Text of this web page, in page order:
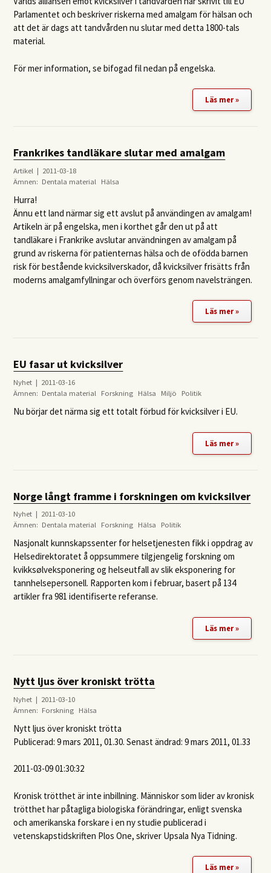
Parlamentet och beskriver riskerna med amalgam för hälsan och
att det är dags att tandvården nu slutar med detta 1800-tals
material.
För mer information, se bifogad fil nedan på engelska.
Läs mer »
Frankrikes tandläkare slutar med amalgam
Artikel | 2011-03-18
Ämnen: Dentala material Hälsa
Hurra!
Ännu ett land närmar sig ett avslut på användingen av amalgam!
Artikeln är på engelska, men i korthet går den ut på att
tandläkare i Frankrike avslutar användningen av amalgam på
grund av riskerna för patienternas hälsa och de ofödda barnen
risk för bestående kvicksilverskador, då kvicksilver frisätts från
moderns amalgamfyllningar och överförs genom navelsträngen.
Läs mer »
EU fasar ut kvicksilver
Nyhet | 2011-03-16
Ämnen: Dentala material Forskning Hälsa Miljö Politik
Nu börjar det närma sig ett totalt förbud för kvicksilver i EU.
Läs mer »
Norge långt framme i forskningen om kvicksilver
Nyhet | 2011-03-10
Ämnen: Dentala material Forskning Hälsa Politik
Nasjonalt kunnskapssenter for helsetjenesten fikk i oppdrag av
Helsedirektoratet å oppsummere tilgjengelig forskning om
kvikksølveksponering og helseutfall av slik eksponering for
tannhelsepersonell. Rapporten kom i februar, basert på 134
artikler fra 981 identifiserte referanse.
Läs mer »
Nytt ljus över kroniskt trötta
Nyhet | 2011-03-10
Ämnen: Forskning Hälsa
Nytt ljus över kroniskt trötta
Publicerad: 9 mars 2011, 01.30. Senast ändrad: 9 mars 2011, 01.33
2011-03-09 01:30:32
Kronisk trötthet är inte inbillning. Människor som lider av kronisk
trötthet har påtagliga biologiska förändringar, enligt svenska
och amerikanska forskare i en ny studie publicerad i
vetenskapstidskriften Plos One, skriver Upsala Nya Tidning.
Läs mer »